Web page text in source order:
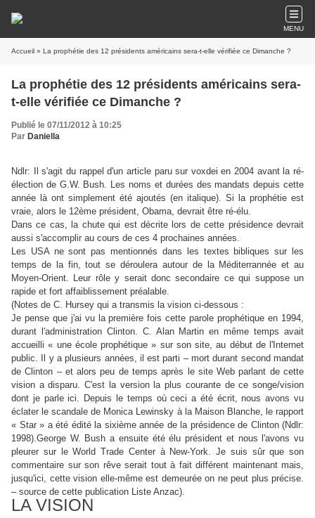
MENU
Accueil » La prophétie des 12 présidents américains sera-t-elle vérifiée ce Dimanche ?
La prophétie des 12 présidents américains sera-
t-elle vérifiée ce Dimanche ?
Publié le 07/11/2012 à 10:25
Par Daniella
Ndlr: Il s'agit du rappel d'un article paru sur voxdei en 2004 avant la ré-
élection de G.W. Bush. Les noms et durées des mandats depuis cette
année là ont simplement été ajoutés (en italique). Si la prophétie est
vraie, alors le 12ème président, Obama, devrait être ré-élu.
Dans ce cas, la chute qui est décrite lors de cette présidence devrait
aussi s'accomplir au cours de ces 4 prochaines années.
Les USA ne sont pas mentionnés dans les textes bibliques sur les
temps de la fin, tout se déroulera autour de la Méditerrannée et au
Moyen-Orient. Leur rôle y serait donc secondaire ce qui suppose un
rapide et fort affaiblissement préalable.
(Notes de C. Hursey qui a transmis la vision ci-dessous :
Je pense que j'ai vu la première fois cette parole prophétique en 1994,
durant l'administration Clinton. C. Alan Martin en même temps avait
accueilli « une école prophétique » sur son site, au début de l'Internet
public. Il y a plusieurs années, il est parti – mort durant second mandat
de Clinton – et alors peu de temps après le site Web parlant de cette
vision a disparu. C'est la version la plus courante de ce songe/vision
dont je parle ici. Depuis le temps où ceci a été écrit, nous avons vu
éclater le scandale de Monica Lewinsky à la Maison Blanche, le rapport
« Star » a été édité la sixième année de la présidence de Clinton (Ndlr:
1998).George W. Bush a ensuite été élu président et nous l'avons vu
pleurer sur le World Trade Center à New-York. Je suis sûr que son
commentaire sur son rêve serait tout à fait différent maintenant mais,
jusqu'ici, cette vision elle-même est demeurée on ne peut plus précise.
– source de cette publication Liste Anzac).
LA VISION